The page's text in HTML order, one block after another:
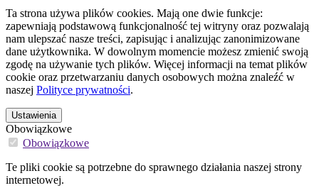
Ta strona używa plików cookies. Mają one dwie funkcje:
zapewniają podstawową funkcjonalność tej witryny oraz pozwalają
nam ulepszać nasze treści, zapisując i analizując zanonimizowane
dane użytkownika. W dowolnym momencie możesz zmienić swoją
zgodę na używanie tych plików. Więcej informacji na temat plików
cookie oraz przetwarzaniu danych osobowych można znaleźć w
naszej Polityce prywatności.
Ustawienia
Obowiązkowe
Obowiązkowe
Te pliki cookie są potrzebne do sprawnego działania naszej strony
internetowej.